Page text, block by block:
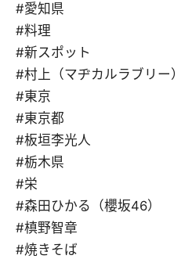
#愛知県
#料理
#新スポット
#村上（マヂカルラブリー）
#東京
#東京都
#板垣李光人
#栃木県
#栄
#森田ひかる（櫻坂46）
#槙野智章
#焼きそば